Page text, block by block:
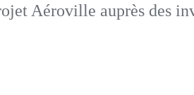
Aéroville auprès des